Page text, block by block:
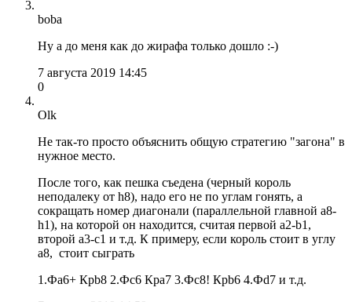
boba
Ну а до меня как до жирафа только дошло :-)
7 августа 2019 14:45
0
Olk
Не так-то просто объяснить общую стратегию "загона" в
нужное место.
После того, как пешка съедена (черный король
неподалеку от h8), надо его не по углам гонять, а
сокращать номер диагонали (параллельной главной a8-
h1), на которой он находится, считая первой a2-b1,
второй a3-c1 и т.д. К примеру, если король стоит в углу
a8, стоит сыграть
1.Фa6+ Крb8 2.Фс6 Крa7 3.Фс8! Крb6 4.Фd7 и т.д.